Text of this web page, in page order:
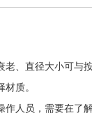
老、直径大小可与
质。
人员，需要在了